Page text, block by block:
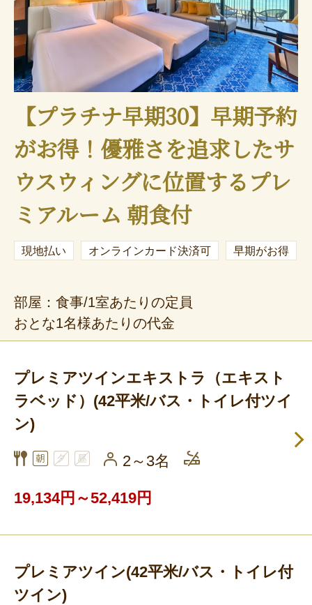
【プラチナ早期30】早期予約
がお得！優雅さを追求したサ
ウスウィングに位置するプレ
ミアルーム 朝食付
現地払い オンラインカード決済可 早期がお得
部屋：食事/1室あたりの定員
おとな1名様あたりの代金
プレミアツインエキストラ（エキスト
ラベッド）(42平米/バス・トイレ付ツイ
ン)
2～3名
19,134円～52,419円
プレミアツイン(42平米/バス・トイレ付
ツイン)